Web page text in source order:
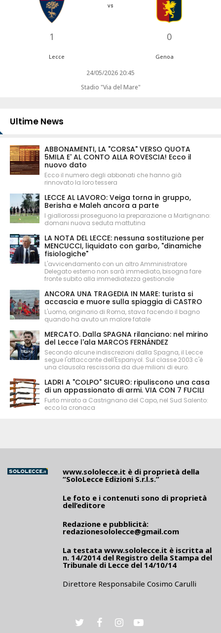
1
vs
0
Lecce Genoa
24/05/2026 20:45
Stadio "Via del Mare"
Ultime News
ABBONAMENTI, LA "CORSA" VERSO QUOTA
5MILA E' AL CONTO ALLA ROVESCIA! Ecco il
nuovo dato
Ecco il numero degli abbonati che hanno già
rinnovato la loro tessera
LECCE AL LAVORO: Veiga torna in gruppo,
Berisha e Maleh ancora a parte
I giallorossi proseguono la preparazione a Martignano:
domani nuova seduta mattutina
LA NOTA DEL LECCE: nessuna sostituzione per
MENCUCCI, liquidato con garbo, "dinamiche
fisiologiche"
L'avvicendamento con un altro Amministratore
Delegato esterno non sarà immediato, bisogna fare
fronte subito alla immediatezza gestionale
ANCORA UNA TRAGEDIA IN MARE: turista si
accascia e muore sulla spiaggia di CASTRO
L'uomo, originario di Roma, stava facendo il bagno
quando ha avuto un malore fatale
MERCATO. Dalla SPAGNA rilanciano: nel mirino
del Lecce l'ala MARCOS FERNÁNDEZ
Secondo alcune indiscrezioni dalla Spagna, il Lecce
segue l'attaccante dell'Espanyol. Sul classe 2003 c'è
una clausola rescissoria da due milioni di euro.
LADRI A "COLPO" SICURO: ripuliscono una casa
di un appassionato di armi. VIA CON 7 FUCILI
Furto mirato a Castrignano del Capo, nel Sud Salento:
ecco la cronaca
www.sololecce.it è di proprietà della
“SoloLecce Edizioni S.r.l.s.”
Le foto e i contenuti sono di proprietà
dell’editore
Redazione e pubblicità:
redazionesololecce@gmail.com
La testata www.sololecce.it è iscritta al
n. 14/2014 del Registro della Stampa del
Tribunale di Lecce del 14/10/14
Direttore Responsabile Cosimo Carulli